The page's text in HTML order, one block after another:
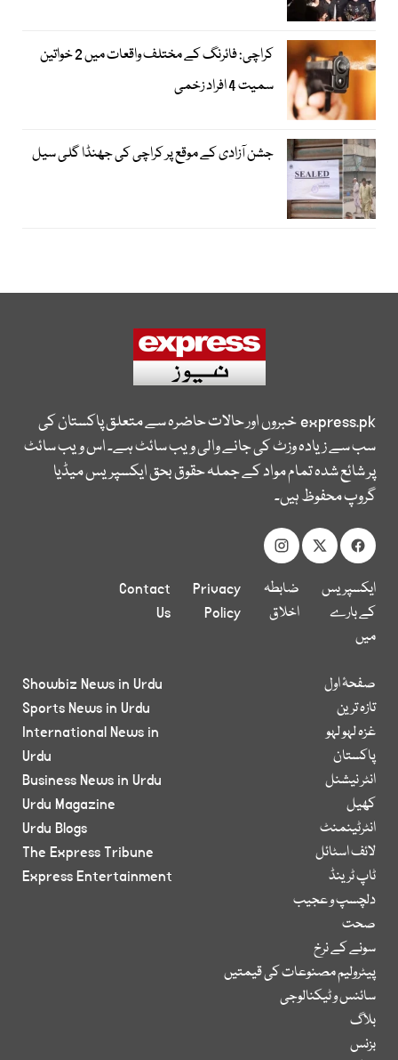
کراچی: فائرنگ کے مختلف واقعات میں 2 خواتین
سمیت 4 افراد زخمی
جشن آزادی کے موقع پر کراچی کی جھنڈا گلی سیل
express.pkخبروں اور حالات حاضرہ سے متعلق پاکستان کی
سب سے زیادہ وزٹ کی جانے والی ویب سائٹ ہے۔ اس ویب سائٹ
پر شائع شدہ تمام مواد کے جملہ حقوق بحق ایکسپریس میڈیا
گروپ محفوظ ہیں۔
ایکسپریس
کے بارے
میں
ضابطہ
اخلاق
Privacy
Policy
Contact
Us
صفحۂ اول
تازہ ترین
غزہ لہو لہو
پاکستان
انٹر نیشنل
کھیل
انٹرٹینمنٹ
لائف اسٹائل
ٹاپ ٹرینڈ
دلچسپ و عجیب
صحت
سونے کے نرخ
پیٹرولیم مصنوعات کی قیمتیں
سائنس و ٹیکنالوجی
بلاگ
بزنس
Showbiz News in Urdu
Sports News in Urdu
International News in
Urdu
Business News in Urdu
Urdu Magazine
Urdu Blogs
The Express Tribune
Express Entertainment